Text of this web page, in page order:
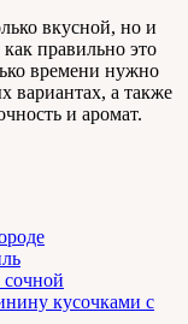
вкусной, но и
правильно это
времени нужно
вариантах, а также
и аромат.
кусочками с